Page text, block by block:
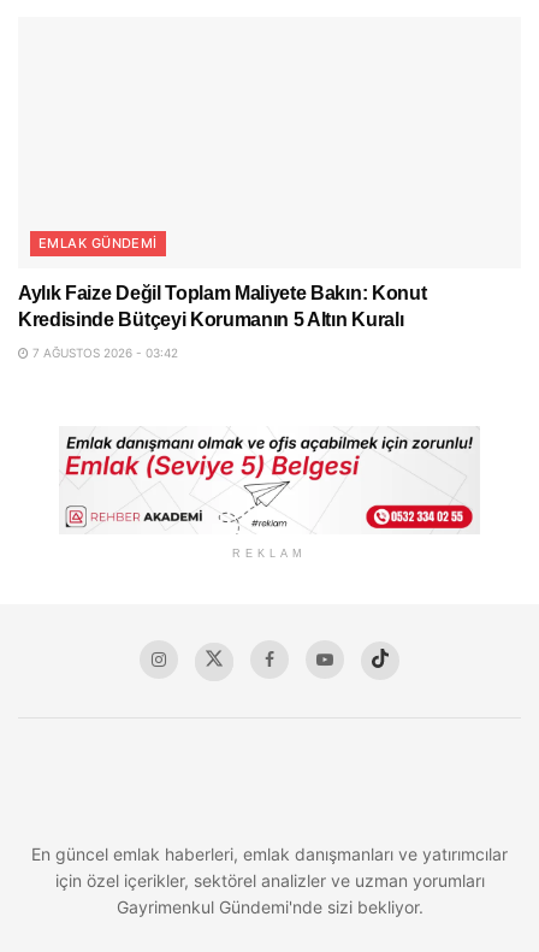
EMLAK GÜNDEMI
Aylık Faize Değil Toplam Maliyete Bakın: Konut
Kredisinde Bütçeyi Korumanın 5 Altın Kuralı
7 AĞUSTOS 2026 - 03:42
REKLAM
En güncel emlak haberleri, emlak danışmanları ve yatırımcılar
için özel içerikler, sektörel analizler ve uzman yorumları
Gayrimenkul Gündemi'nde sizi bekliyor.